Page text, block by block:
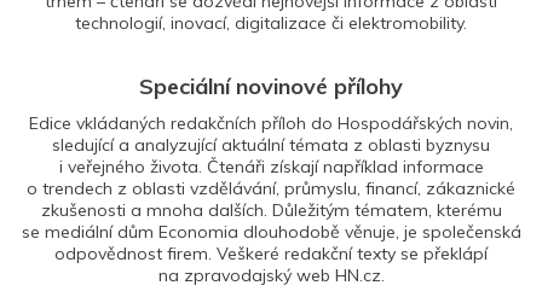
technologií, inovací, digitalizace či elektromobility.
Speciální novinové přílohy
Edice vkládaných redakčních příloh do Hospodářských novin,
sledující a analyzující aktuální témata z oblasti byznysu
i veřejného života. Čtenáři získají například informace
o trendech z oblasti vzdělávání, průmyslu, financí, zákaznické
zkušenosti a mnoha dalších. Důležitým tématem, kterému
se mediální dům Economia dlouhodobě věnuje, je společenská
odpovědnost firem. Veškeré redakční texty se překlápí
na zpravodajský web HN.cz.